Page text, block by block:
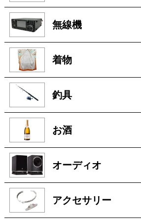
洋服
ピアノ
無線機
着物
釣具
お酒